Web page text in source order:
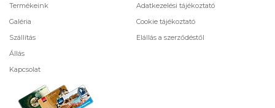
Termékeink
Galéria
Szállítás
Állás
Kapcsolat
Adatkezelési tájékoztató
Cookie tájékoztató
Elállás a szerződéstől